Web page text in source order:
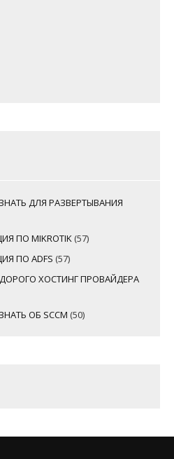
ДЛЯ РАЗВЕРТЫВАНИЯ
ПО MIKROTIK (57)
ПО ADFS (57)
ХОСТИНГ ПРОВАЙДЕРА
ОБ SCCM (50)